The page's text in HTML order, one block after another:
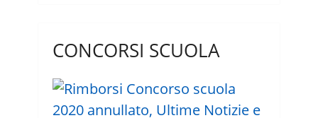
CONCORSI SCUOLA